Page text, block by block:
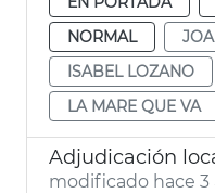
NORMAL
ISABEL LOZANO
LA MARE QUE VA
Adjudicación
modificado hace 3